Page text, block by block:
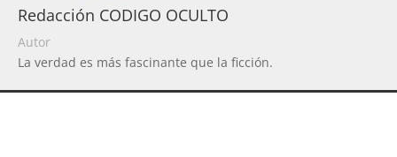
Redacción CODIGO OCULTO
Autor
La verdad es más fascinante que la ficción.